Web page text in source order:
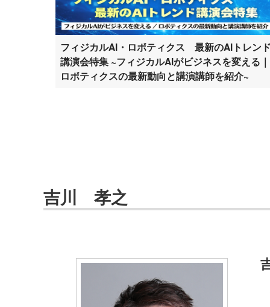
フィジカルAI・ロボティクス 最新のAIトレン
講演会特集 ~フィジカルAIがビジネスを変える｜
ロボティクスの最新動向と講演講師を紹介~
吉川 孝之